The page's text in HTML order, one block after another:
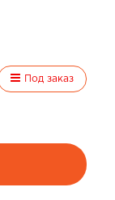
Под заказ